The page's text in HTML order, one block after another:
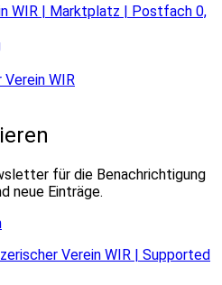
WIR | Marktplatz | Postfach 0,
WIR
für die Benachrichtigung
neue Einträge.
Verein WIR | Supported